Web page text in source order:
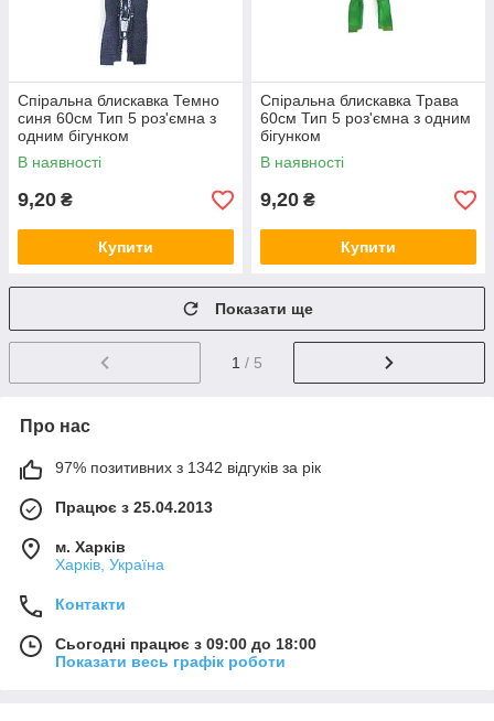
Спіральна блискавка Темно
синя 60см Тип 5 роз'ємна з
одним бігунком
В наявності
9,20 ₴
Купити
Спіральна блискавка Трава
60см Тип 5 роз'ємна з одним
бігунком
В наявності
9,20 ₴
Купити
Показати ще
1 / 5
Про нас
97% позитивних з 1342 відгуків за рік
Працює з 25.04.2013
м. Харків
Харків, Україна
Контакти
Сьогодні працює з 09:00 до 18:00
Показати весь графік роботи